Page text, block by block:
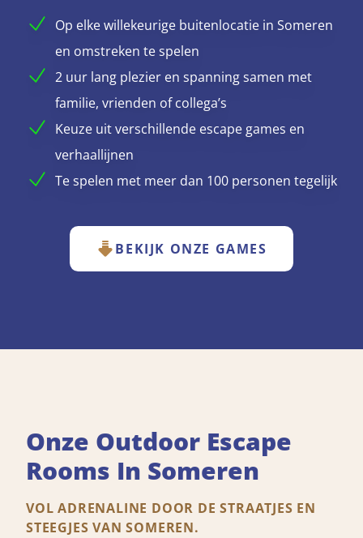
Op elke willekeurige buitenlocatie in Someren
en omstreken te spelen
2 uur lang plezier en spanning samen met
familie, vrienden of collega’s
Keuze uit verschillende escape games en
verhaallijnen
Te spelen met meer dan 100 personen tegelijk
BEKIJK ONZE GAMES
Onze Outdoor Escape
Rooms In Someren
VOL ADRENALINE DOOR DE STRAATJES EN
STEEGJES VAN SOMEREN.